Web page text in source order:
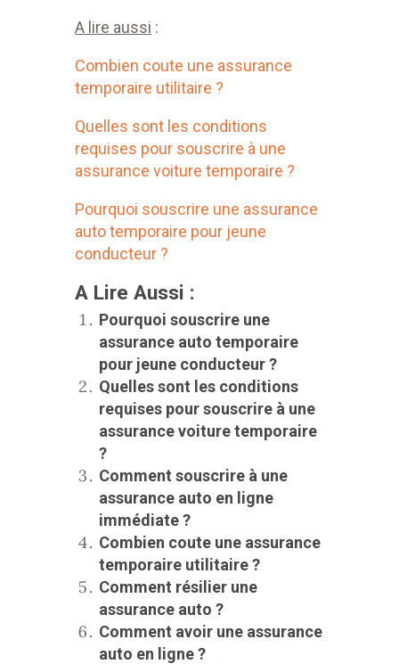
A lire aussi :
Combien coute une assurance
temporaire utilitaire ?
Quelles sont les conditions
requises pour souscrire à une
assurance voiture temporaire ?
Pourquoi souscrire une assurance
auto temporaire pour jeune
conducteur ?
A Lire Aussi :
Pourquoi souscrire une
assurance auto temporaire
pour jeune conducteur ?
Quelles sont les conditions
requises pour souscrire à une
assurance voiture temporaire
?
Comment souscrire à une
assurance auto en ligne
immédiate ?
Combien coute une assurance
temporaire utilitaire ?
Comment résilier une
assurance auto ?
Comment avoir une assurance
auto en ligne ?